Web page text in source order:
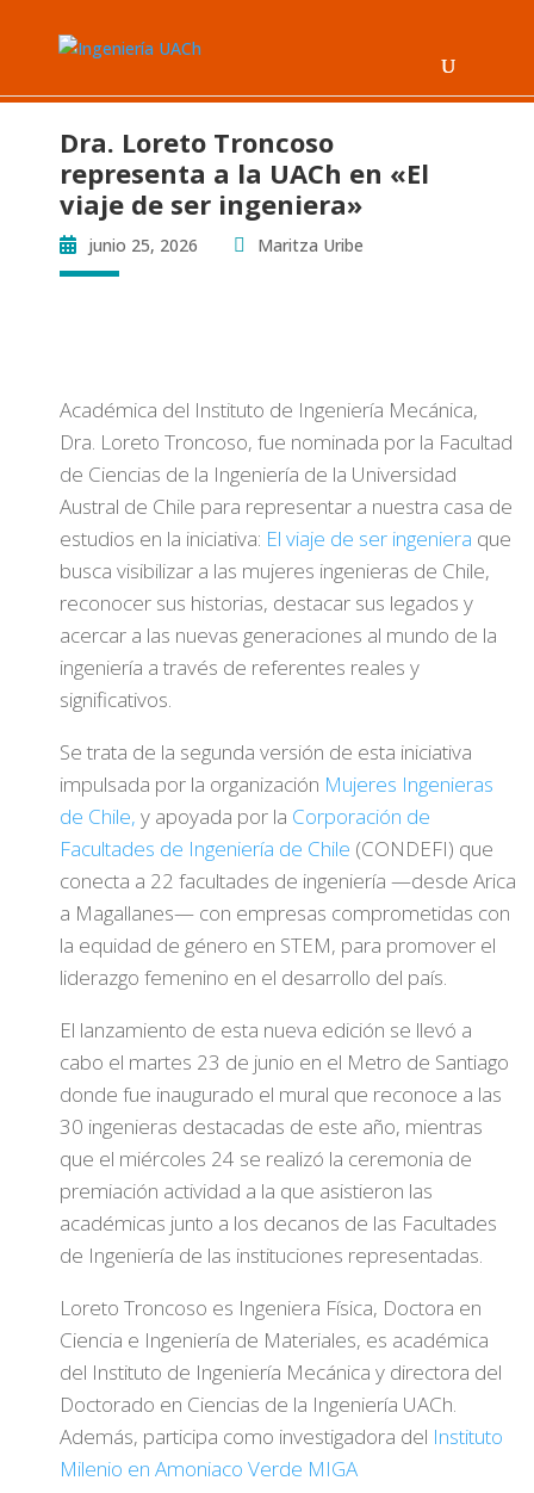
Dra. Loreto Troncoso
representa a la UACh en «El
viaje de ser ingeniera»
junio 25, 2026 Maritza Uribe
Académica del Instituto de Ingeniería Mecánica,
Dra. Loreto Troncoso, fue nominada por la Facultad
de Ciencias de la Ingeniería de la Universidad
Austral de Chile para representar a nuestra casa de
estudios en la iniciativa: El viaje de ser ingeniera que
busca visibilizar a las mujeres ingenieras de Chile,
reconocer sus historias, destacar sus legados y
acercar a las nuevas generaciones al mundo de la
ingeniería a través de referentes reales y
significativos.
Se trata de la segunda versión de esta iniciativa
impulsada por la organización Mujeres Ingenieras
de Chile, y apoyada por la Corporación de
Facultades de Ingeniería de Chile (CONDEFI) que
conecta a 22 facultades de ingeniería —desde Arica
a Magallanes— con empresas comprometidas con
la equidad de género en STEM, para promover el
liderazgo femenino en el desarrollo del país.
El lanzamiento de esta nueva edición se llevó a
cabo el martes 23 de junio en el Metro de Santiago
donde fue inaugurado el mural que reconoce a las
30 ingenieras destacadas de este año, mientras
que el miércoles 24 se realizó la ceremonia de
premiación actividad a la que asistieron las
académicas junto a los decanos de las Facultades
de Ingeniería de las instituciones representadas.
Loreto Troncoso es Ingeniera Física, Doctora en
Ciencia e Ingeniería de Materiales, es académica
del Instituto de Ingeniería Mecánica y directora del
Doctorado en Ciencias de la Ingeniería UACh.
Además, participa como investigadora del Instituto
Milenio en Amoniaco Verde MIGA